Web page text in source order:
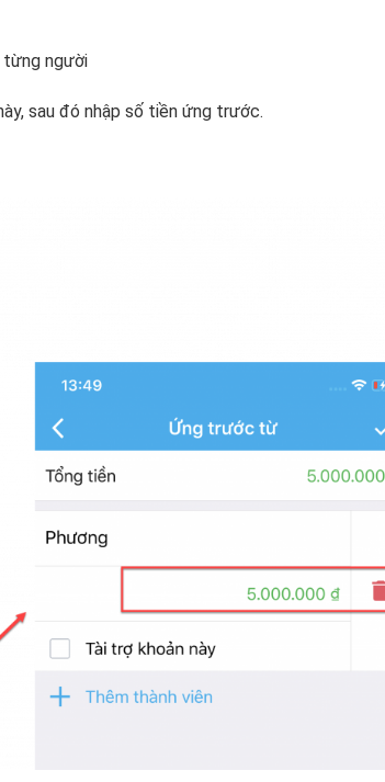
người
sau đó nhập số tiền ứng trước.